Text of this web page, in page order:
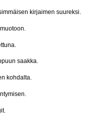
kirjaimen suureksi.
saakka.
kohdalta.